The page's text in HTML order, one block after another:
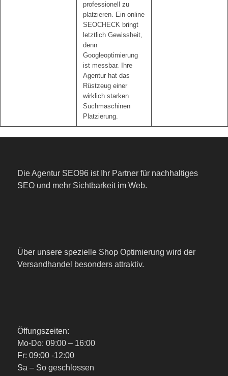
professionell zu
platzieren. Ein online
SEOCHECK bringt
letztlich Gewissheit,
denn
Googleoptimierung
ist messbar. Ihre
Agentur hat das
Rüstzeug einer
wirklich starken
Suchmaschinen
Platzierung.
Die Agentur SEO96 ist Ihr Partner für nachhaltiges
SEO und mehr Sichtbarkeit im Web.
Über unsere spezielle Shop Optimierung wird der
Versandhandel besonders attraktiv.
Öffungszeiten:
Mo-Do: 09:00 – 16:00
Fr: 09:00 -12:00
Sa – So geschlossen